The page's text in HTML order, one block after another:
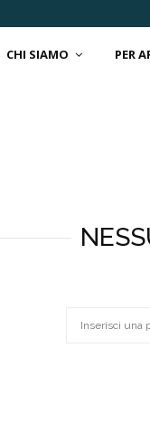
CHI SIAMO PER